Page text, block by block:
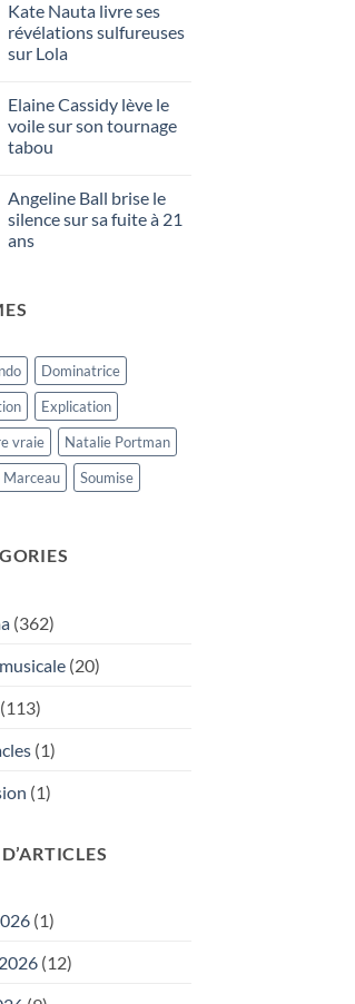
Kate Nauta livre ses
révélations sulfureuses
sur Lola
Elaine Cassidy lève le
voile sur son tournage
tabou
Angeline Ball brise le
silence sur sa fuite à 21
ans
Dominatrice
Explication
vraie
Natalie Portman
Marceau
Soumise
(362)
(20)
(1)
(1)
(1)
(12)